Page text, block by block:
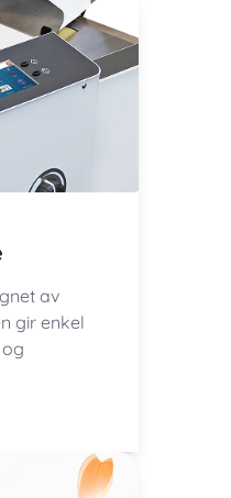
av
gir enkel